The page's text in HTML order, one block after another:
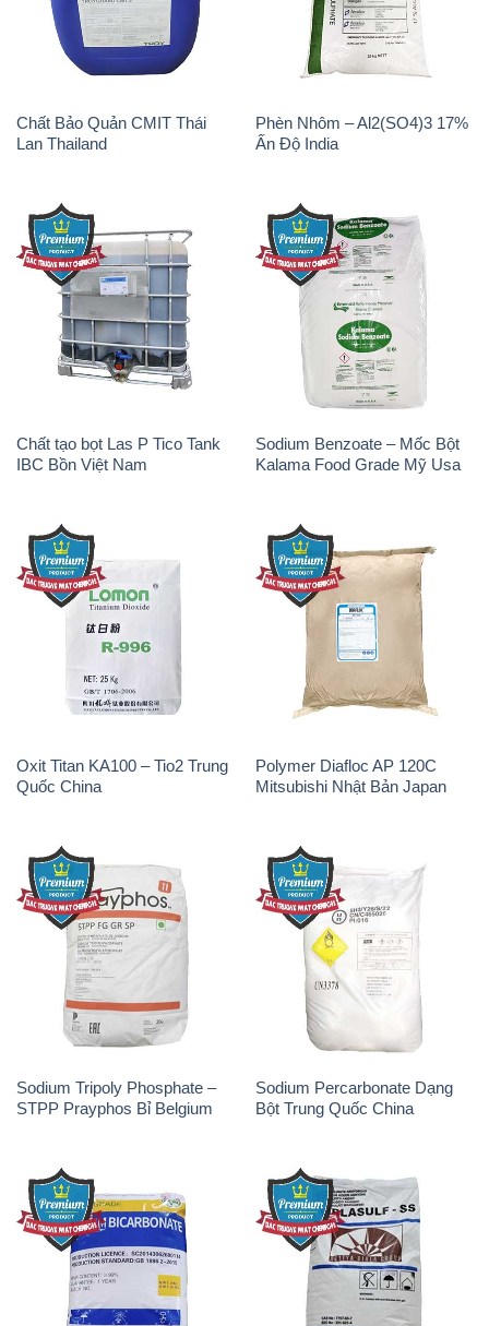
Chất Bảo Quản CMIT Thái
Lan Thailand
Phèn Nhôm – Al2(SO4)3 17%
Ấn Độ India
Chất tạo bọt Las P Tico Tank
IBC Bồn Việt Nam
Sodium Benzoate – Mốc Bột
Kalama Food Grade Mỹ Usa
Oxit Titan KA100 – Tio2 Trung
Quốc China
Polymer Diafloc AP 120C
Mitsubishi Nhật Bản Japan
Sodium Tripoly Phosphate –
STPP Prayphos Bỉ Belgium
Sodium Percarbonate Dạng
Bột Trung Quốc China